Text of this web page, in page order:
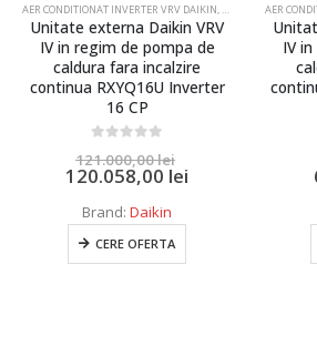
AER CONDITIONAT INVERTER VRV DAIKIN, AER CONDITIONAT
Unitate externa Daikin VRV
IV in regim de pompa de
caldura fara incalzire
continua RXYQ16U Inverter
16 CP
121.000,00lei
120.058,00 lei
Brand: Daikin
CERE OFERTA
AER
IV